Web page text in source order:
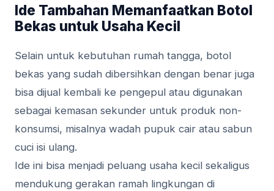
Ide Tambahan Memanfaatkan Botol
Bekas untuk Usaha Kecil
Selain untuk kebutuhan rumah tangga, botol
bekas yang sudah dibersihkan dengan benar juga
bisa dijual kembali ke pengepul atau digunakan
sebagai kemasan sekunder untuk produk non-
konsumsi, misalnya wadah pupuk cair atau sabun
cuci isi ulang.
Ide ini bisa menjadi peluang usaha kecil sekaligus
mendukung gerakan ramah lingkungan di